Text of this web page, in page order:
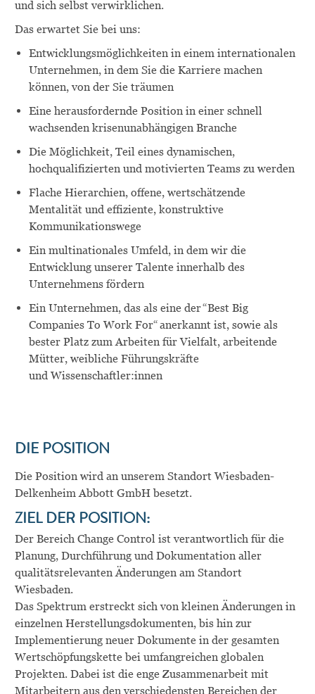
und sich selbst verwirklichen.
Das erwartet Sie bei uns:
Entwicklungsmöglichkeiten in einem internationalen
Unternehmen, in dem Sie die Karriere machen
können, von der Sie träumen
Eine herausfordernde Position in einer schnell
wachsenden krisenunabhängigen Branche
Die Möglichkeit, Teil eines dynamischen,
hochqualifizierten und motivierten Teams zu werden
Flache Hierarchien, offene, wertschätzende
Mentalität und effiziente, konstruktive
Kommunikationswege
Ein multinationales Umfeld, in dem wir die
Entwicklung unserer Talente innerhalb des
Unternehmens fördern
Ein Unternehmen, das als eine der “Best Big
Companies To Work For“ anerkannt ist, sowie als
bester Platz zum Arbeiten für Vielfalt, arbeitende
Mütter, weibliche Führungskräfte
und Wissenschaftler:innen
DIE POSITION
Die Position wird an unserem StandortWiesbaden-
Delkenheim Abbott GmbH besetzt.
ZIEL DER POSITION:
Der Bereich Change Control ist verantwortlich für die
Planung, Durchführung und Dokumentation aller
qualitätsrelevanten Änderungen am Standort
Wiesbaden.
Das Spektrum erstreckt sich von kleinen Änderungen in
einzelnen Herstellungsdokumenten, bis hin zur
Implementierung neuer Dokumente in der gesamten
Wertschöpfungskette bei umfangreichen globalen
Projekten. Dabei ist die enge Zusammenarbeit mit
Mitarbeitern aus den verschiedensten Bereichen der